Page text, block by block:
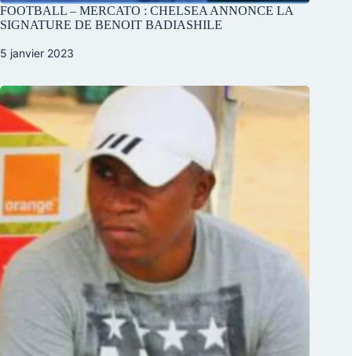
FOOTBALL – MERCATO : CHELSEA ANNONCE LA
SIGNATURE DE BENOIT BADIASHILE
5 janvier 2023